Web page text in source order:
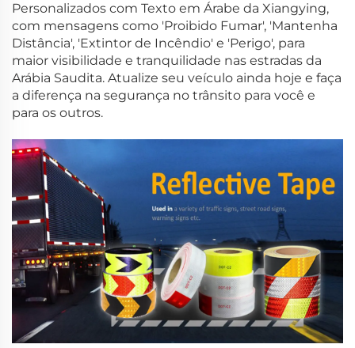
Personalizados com Texto em Árabe da Xiangying,
com mensagens como 'Proibido Fumar', 'Mantenha
Distância', 'Extintor de Incêndio' e 'Perigo', para
maior visibilidade e tranquilidade nas estradas da
Arábia Saudita. Atualize seu veículo ainda hoje e faça
a diferença na segurança no trânsito para você e
para os outros.